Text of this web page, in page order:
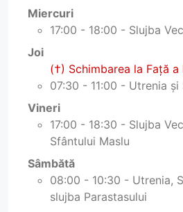
Miercuri
17:00 - 18:00 - Slujba
Joi
(†) Schimbarea la Faţă a
07:30 - 11:00 - Utrenia
Vineri
17:00 - 18:30 - Slujba
Sfântului Maslu
Sâmbătă
08:00 - 10:30 - Utrenia,
slujba Parastasului